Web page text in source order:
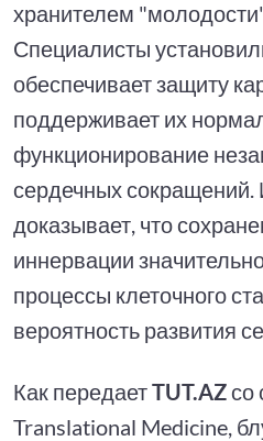
хранителем
Специалисты
обеспечивает защиту
поддерживает их
функционирование
сердечных
доказывает, что
иннервации
процессы клеточного
вероятность развития
Как передаетTUT.AZсо
Translational Medicine,